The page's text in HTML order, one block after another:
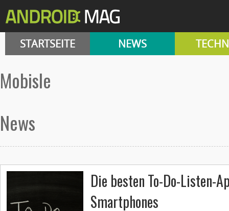
STARTSEITE NEWS
Mobisle
News
Die besten To-Do-Listen-
Smartphones